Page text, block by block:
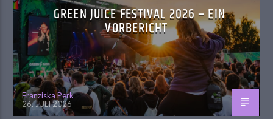
GREEN JUICE FESTIVAL 2026 – EIN
VORBERICHT
Franziska Perk
26. JULI 2026